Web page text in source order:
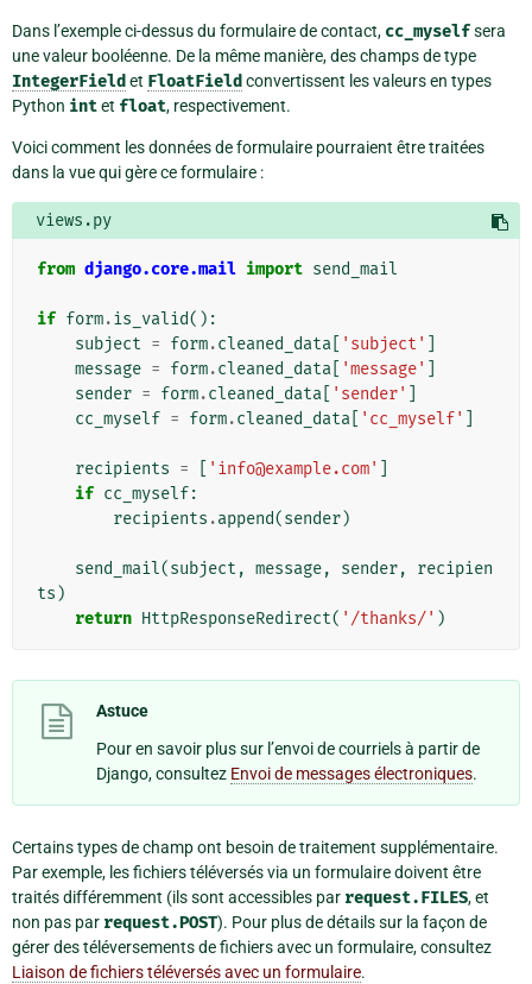
Dans l’exemple ci-dessus du formulaire de contact, cc_myselfsera
une valeur booléenne. De la même manière, des champs de type
IntegerField et FloatField convertissent les valeurs en types
Python intet float, respectivement.
Voici comment les données de formulaire pourraient être traitées
dans la vue qui gère ce formulaire :
views.py
from django.core.mail import send_mail
if form.is_valid():
subject = form.cleaned_data 'subject'
message = form.cleaned_data 'message'
sender = form.cleaned_data 'sender'
cc_myself = form.cleaned_data 'cc_myself'
recipients = 'info@example.com'
if cc_myself:
recipients .append(sender)
send_mail(subject , message, sender,
recipien
ts )
return HttpResponseRedirect( '/thanks/' )
Astuce
Pour en savoir plus sur l’envoi de courriels à partir de
Django, consultez Envoi de messages électroniques.
Certains types de champ ont besoin de traitement supplémentaire.
Par exemple, les fichiers téléversés via un formulaire doivent être
traités différemment (ils sont accessibles par request.FILES, et
non pas par request.POST). Pour plus de détails sur la façon de
gérer des téléversements de fichiers avec un formulaire, consultez
Liaison de fichiers téléversés avec un formulaire.